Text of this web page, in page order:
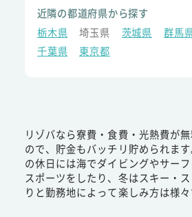
近隣の都道府県から探す
栃木県
埼玉県 茨城県 群馬
千葉県
東京都
リゾバなら寮費・食費・光熱費が
ので、貯金もバッチリ貯められま
の休日には海でダイビングやサー
スポーツをしたり、冬はスキー・
りと勤務地によって楽しみ方は様々